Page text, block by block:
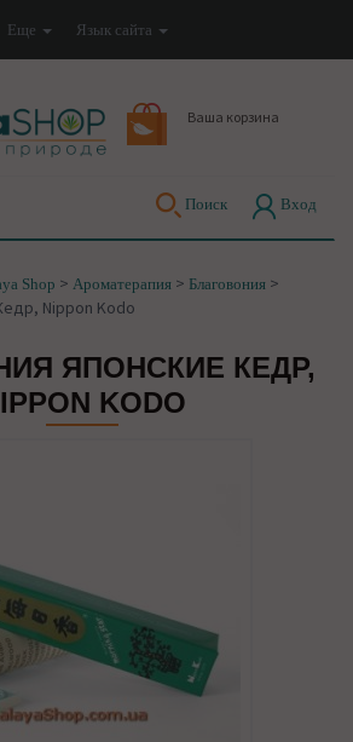
Еще Язык сайта
Ваша корзина
Поиск Вход
Shop > Ароматерапия > Благовония >
Nippon Kodo
ЯПОНСКИЕ КЕДР,
KODO